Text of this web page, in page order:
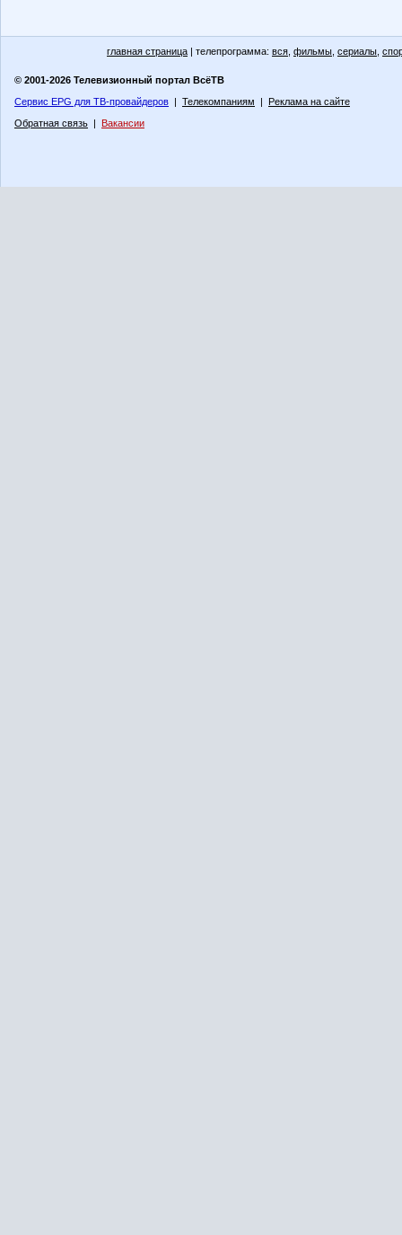
главная страница | телепрограмма: вся фильмы сериалы
© 2001-2026 Телевизионный портал ВсёТВ
Сервис EPG для ТВ-провайдеров | Телекомпаниям | Реклама на сайте
Обратная связь | Вакансии